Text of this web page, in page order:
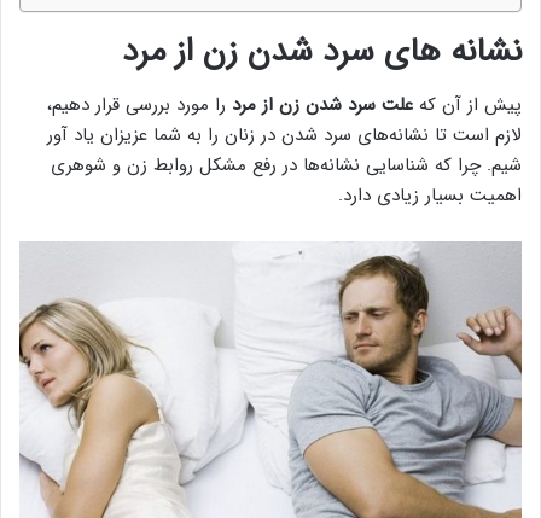
نشانه های سرد شدن زن از مرد
پیش از آن‌ که علت سرد شدن زن از مرد را مورد بررسی قرار دهیم،
لازم است تا نشانه‌های سرد شدن در زنان را به شما عزیزان یاد آور
شیم. چرا که شناسایی نشانه‌ها در رفع مشکل روابط زن و شوهری
اهمیت بسیار زیادی دارد.